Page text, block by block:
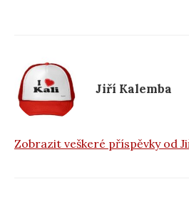
o
k Jiří Kalemba
Zobrazit veškeré příspěvky od